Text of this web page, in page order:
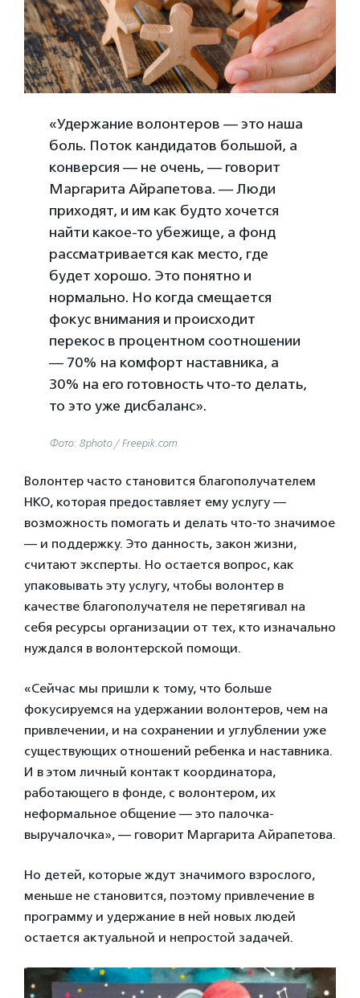
«Удержание волонтеров — это наша
боль. Поток кандидатов большой, а
конверсия — не очень, — говорит
Маргарита Айрапетова. — Люди
приходят, и им как будто хочется
найти какое-то убежище, а фонд
рассматривается как место, где
будет хорошо. Это понятно и
нормально. Но когда смещается
фокус внимания и происходит
перекос в процентном соотношении
— 70% на комфорт наставника, а
30% на его готовность что-то делать,
то это уже дисбаланс».
Фото: 8photo / Freepik.com
Волонтер часто становится благополучателем
НКО, которая предоставляет ему услугу —
возможность помогать и делать что-то значимое
— и поддержку. Это данность, закон жизни,
считают эксперты. Но остается вопрос, как
упаковывать эту услугу, чтобы волонтер в
качестве благополучателя не перетягивал на
себя ресурсы организации от тех, кто изначально
нуждался в волонтерской помощи.
«Сейчас мы пришли к тому, что больше
фокусируемся на удержании волонтеров, чем на
привлечении, и на сохранении и углублении уже
существующих отношений ребенка и наставника.
И в этом личный контакт координатора,
работающего в фонде, с волонтером, их
неформальное общение — это палочка-
выручалочка», — говорит Маргарита Айрапетова.
Но детей, которые ждут значимого взрослого,
меньше не становится, поэтому привлечение в
программу и удержание в ней новых людей
остается актуальной и непростой задачей.